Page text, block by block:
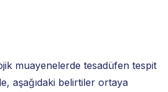
muayenelerde tesadüfen tespit
aşağıdaki belirtiler ortaya